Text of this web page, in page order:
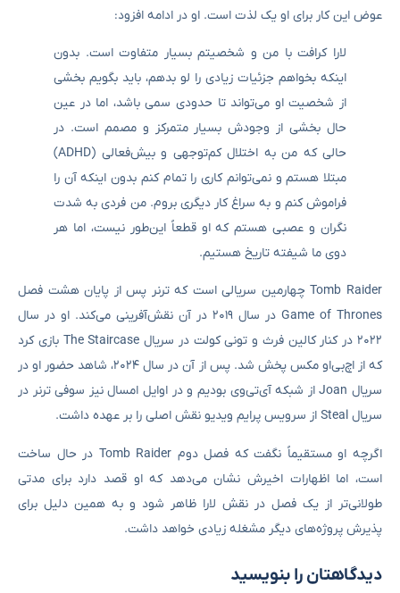
عوض این کار برای او یک لذت است. او در ادامه افزود:
لارا کرافت با من و شخصیتم بسیار متفاوت است. بدون
اینکه بخواهم جزئیات زیادی را لو بدهم، باید بگویم بخشی
از شخصیت او می‌تواند تا حدودی سمی باشد، اما در عین
حال بخشی از وجودش بسیار متمرکز و مصمم است. در
حالی که من به اختلال کم‌توجهی و بیش‌فعالی (ADHD)
مبتلا هستم و نمی‌توانم کاری را تمام کنم بدون اینکه آن را
فراموش کنم و به سراغ کار دیگری بروم. من فردی به شدت
نگران و عصبی هستم که او قطعاً این‌طور نیست، اما هر
دوی ما شیفته تاریخ هستیم.
Tomb Raider چهارمین سریالی است که ترنر پس از پایان هشت فصل
Game of Thrones در سال ۲۰۱۹ در آن نقش‌آفرینی می‌کند. او در سال
۲۰۲۲ در کنار کالین فرث و تونی کولت در سریال The Staircase بازی کرد
که از اچ‌بی‌او مکس پخش شد. پس از آن در سال ۲۰۲۴، شاهد حضور او در
سریال Joan از شبکه آی‌تی‌وی بودیم و در اوایل امسال نیز سوفی ترنر در
سریال Steal از سرویس پرایم ویدیو نقش اصلی را بر عهده داشت.
اگرچه او مستقیماً نگفت که فصل دوم Tomb Raider در حال ساخت
است، اما اظهارات اخیرش نشان می‌دهد که او قصد دارد برای مدتی
طولانی‌تر از یک فصل در نقش لارا ظاهر شود و به همین دلیل برای
پذیرش پروژه‌های دیگر مشغله زیادی خواهد داشت.
دیدگاهتان را بنویسید